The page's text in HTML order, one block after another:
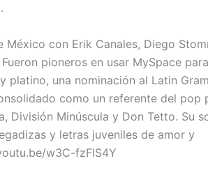
con Erik Canales, Diego
pioneros en usar MySpace para
platino, una nominación al Latin
como un referente del pop
División Minúscula y Don Tetto. Su
y letras juveniles de amor y
w3C-fzFlS4Y